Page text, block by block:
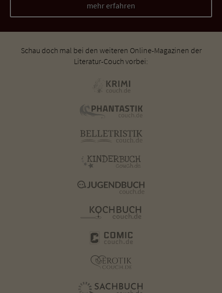
mehr erfahren
Schau doch mal bei den weiteren Online-Magazinen der
Literatur-Couch vorbei: